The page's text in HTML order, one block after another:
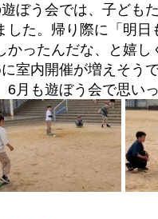
ぼう会では、子ども
した。帰り際に「明
かったんだな、と嬉し
室内開催が増えそう
6月も遊ぼう会で思い